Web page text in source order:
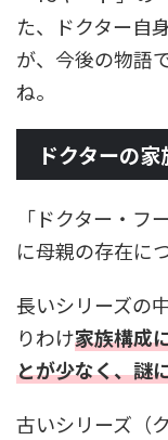
た、ドクター自
が、今後の物語
ね。
ドクターの
「ドクター・
に母親の存在に
長いシリーズの
りわけ家族構成
とが少なく、謎
古いシリーズ（